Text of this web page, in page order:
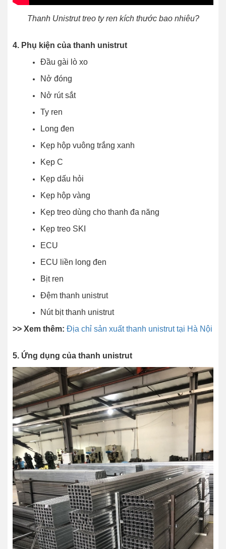
Thanh Unistrut treo ty ren kích thước bao nhiêu?
4. Phụ kiện của thanh unistrut
Đầu gài lò xo
Nở đóng
Nở rút sắt
Ty ren
Long đen
Kẹp hộp vuông trắng xanh
Kẹp C
Kẹp dấu hỏi
Kẹp hộp vàng
Kẹp treo dùng cho thanh đa năng
Kẹp treo SKI
ECU
ECU liền long đen
Bịt ren
Đệm thanh unistrut
Nút bịt thanh unistrut
>> Xem thêm: Địa chỉ sản xuất thanh unistrut tại Hà Nội
5. Ứng dụng của thanh unistrut